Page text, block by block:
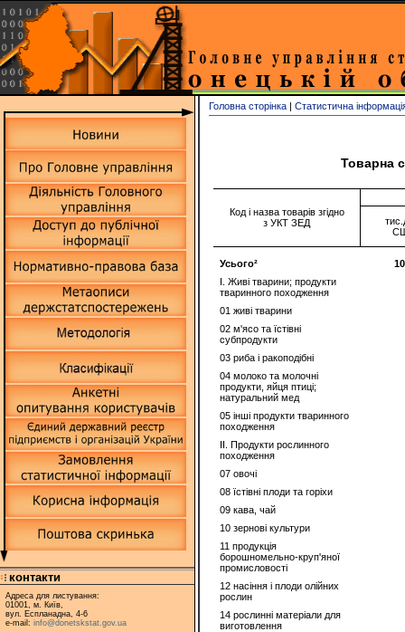
контакти
Адреса для листування:
01001, м. Київ,
вул. Еспланадна, 4-6
e-mail: info@donetskstat.gov.ua
Головна сторінка | Статистична
Товарна
Код і назва товарів згідно
з УКТ ЗЕД
Усього²
I. Живі тварини; продукти
тваринного походження
01 живі тварини
02 м'ясо та їстівні
субпродукти
03 риба i ракоподібні
04 молоко та молочні
продукти, яйця птиці;
натуральний мед
05 інші продукти тваринного
походження
II. Продукти рослинного
походження
07 овочі
08 їстівні плоди та горіхи
09 кава, чай
10 зернові культури
11 продукція
борошномельно-круп'яної
промисловості
12 насіння і плоди олійних
рослин
14 рослинні матеріали для
виготовлення